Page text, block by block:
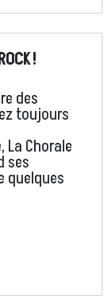
!
des
toujours
La Chorale
ses
quelques